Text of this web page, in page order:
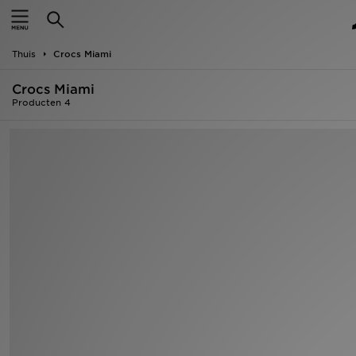
Thuis Crocs Miami
Crocs Miami
Producten 4
Home
New In